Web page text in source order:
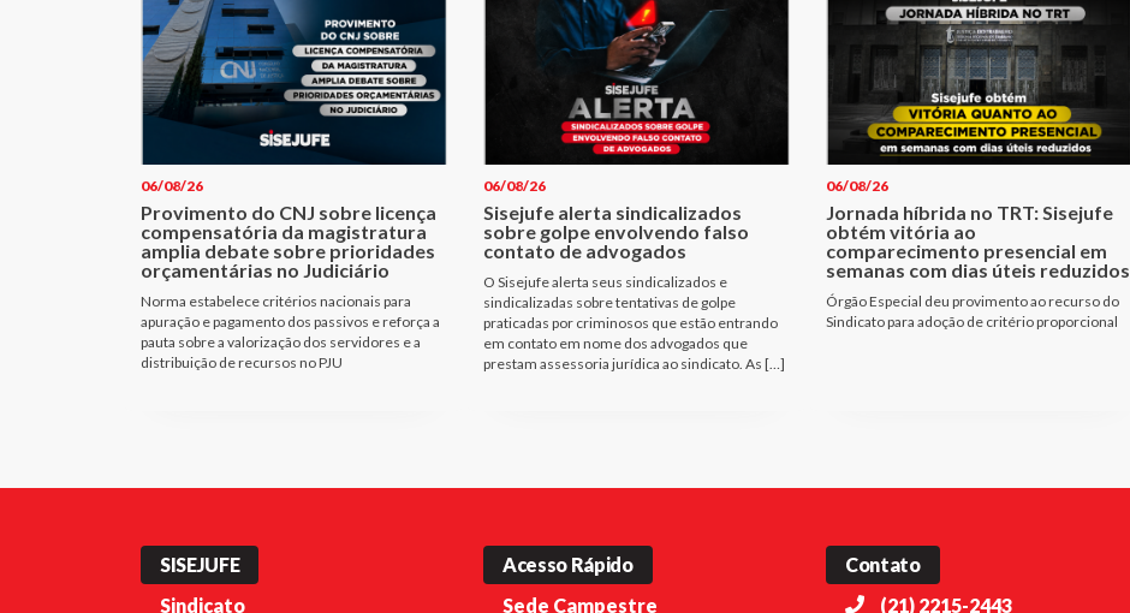
06/08/26
Provimento do CNJ sobre licença
compensatória da magistratura
amplia debate sobre prioridades
orçamentárias no Judiciário
Norma estabelece critérios nacionais para
apuração e pagamento dos passivos e reforça a
pauta sobre a valorização dos servidores e a
distribuição de recursos no PJU
06/08/26
Sisejufe alerta sindicalizados
sobre golpe envolvendo falso
contato de advogados
O Sisejufe alerta seus sindicalizados e
sindicalizadas sobre tentativas de golpe
praticadas por criminosos que estão entrando
em contato em nome dos advogados que
prestam assessoria jurídica ao sindicato. As […]
06/08/26
Jornada híbrida no TRT: Sisejufe
obtém vitória ao
comparecimento presencial em
semanas com dias úteis reduzidos
Órgão Especial deu provimento ao recurso do
Sindicato para adoção de critério proporcional
SISEJUFE
Sindicato
Acesso Rápido
Sede Campestre
Contato
(21) 2215-2443